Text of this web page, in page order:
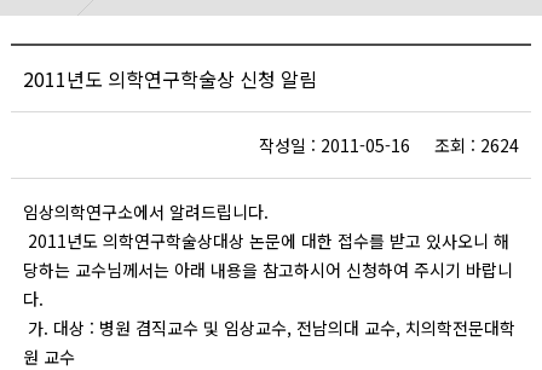
2011년도 의학연구학술상 신청 알림
작성일 : 2011-05-16 조회 : 2624
임상의학연구소에서 알려드립니다.
2011년도 의학연구학술상대상 논문에 대한 접수를 받고 있사오니 해
당하는 교수님께서는 아래 내용을 참고하시어 신청하여 주시기 바랍니
다.
가. 대상 : 병원 겸직교수 및 임상교수, 전남의대 교수, 치의학전문대학
원 교수